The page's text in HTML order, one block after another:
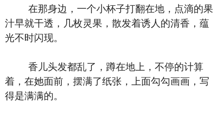
在那身边，一个小杯子打翻在地，点滴的果
汁早就干透，几枚灵果，散发着诱人的清香，蕴
光不时闪现。
香儿头发都乱了，蹲在地上，不停的计算
着，在她面前，摆满了纸张，上面勾勾画画，写
得是满满的。